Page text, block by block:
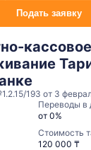
Подать заявку
кассовое
193 от 3
Переводы в
от 0%
Стоимость
120 000 ₸